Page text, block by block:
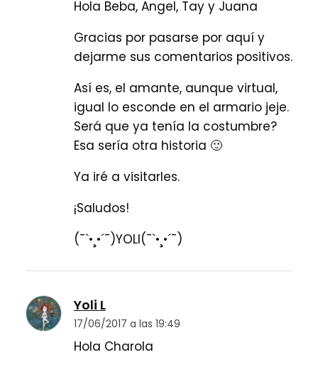
Hola Beba, Angel, Tay y Juana
Gracias por pasarse por aquí y
dejarme sus comentarios positivos.
Así es, el amante, aunque virtual,
igual lo esconde en el armario jeje.
Será que ya tenía la costumbre?
Esa sería otra historia 🙂
Ya iré a visitarles.
¡Saludos!
(¯`•¸•´¯)YOLI(¯`•¸•´¯)
Yoli L
17/06/2017 a las 19:49
Hola Charola